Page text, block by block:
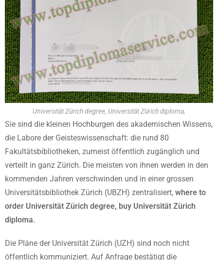
Universität Zürich degree, Universität Zürich diploma,
Sie sind die kleinen Hochburgen des akademischen Wissens,
die Labore der Geisteswissenschaft: die rund 80
Fakultätsbibliotheken, zumeist öffentlich zugänglich und
verteilt in ganz Zürich. Die meisten von ihnen werden in den
kommenden Jahren verschwinden und in ­einer grossen
Universitätsbibliothek ­Zürich (UBZH) zentralisiert, where to
order Universität Zürich degree, buy Universität Zürich
diploma.
Die Pläne der Universität Zürich (UZH) sind noch nicht
öffentlich kommuniziert. Auf Anfrage bestätigt die